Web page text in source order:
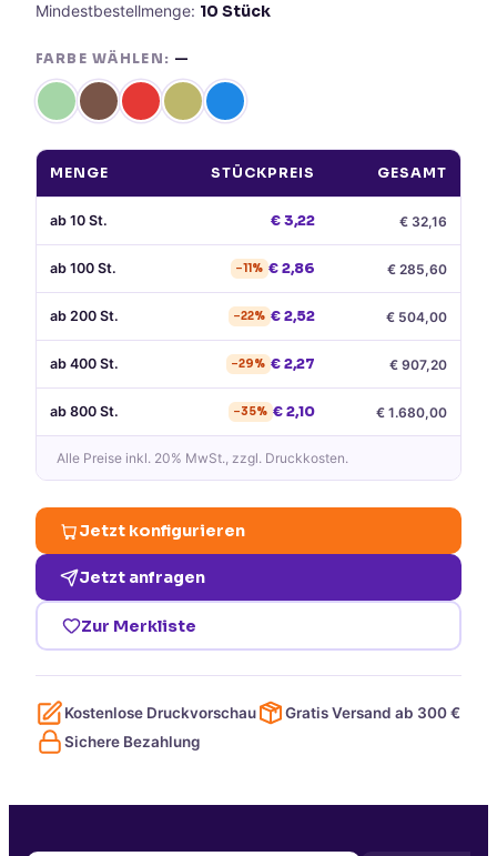
Mindestbestellmenge: 10 Stück
FARBE WÄHLEN: —
MENGE STÜCKPREIS GESAMT
ab 10 St. €3,22 € 32,16
ab 100 St. −11% €2,86 € 285,60
ab 200 St. −22% €2,52 € 504,00
ab 400 St. −29% €2,27 € 907,20
ab 800 St. −35% €2,10 € 1.680,00
Alle Preise inkl. 20% MwSt., zzgl. Druckkosten.
Jetzt konfigurieren
Jetzt anfragen
Zur Merkliste
Kostenlose Druckvorschau Gratis Versand ab 300€
Sichere Bezahlung